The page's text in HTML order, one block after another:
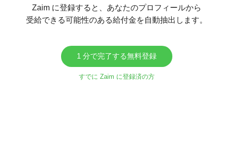
Zaim に登録すると、あなたのプロフィールから
受給できる可能性のある給付金を自動抽出します。
1 分で完了する無料登録
すでに Zaim に登録済の方